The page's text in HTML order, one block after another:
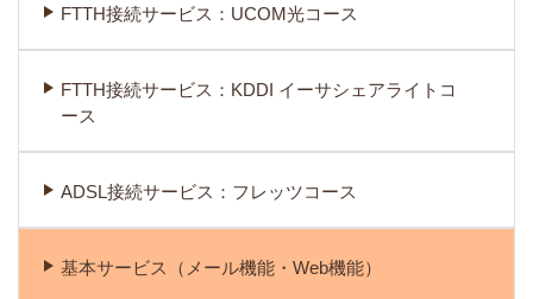
FTTH接続サービス：UCOM光コース
FTTH接続サービス：KDDI イーサシェアライトコ
ース
ADSL接続サービス：フレッツコース
基本サービス（メール機能・Web機能）